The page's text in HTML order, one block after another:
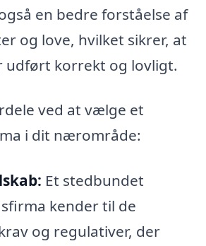
en bedre forståelse af
og love, hvilket sikrer, at
udført korrekt og lovligt.
ved at vælge et
i dit nærområde:
Et stedbundet
kender til de
og regulativer, der